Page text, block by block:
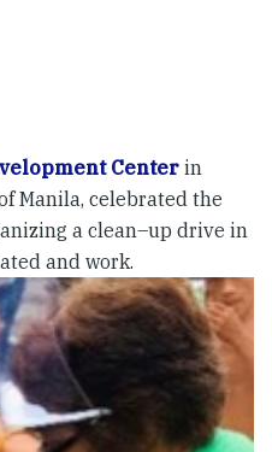
Center in
Manila, celebrated the
a clean–up drive in
and work.